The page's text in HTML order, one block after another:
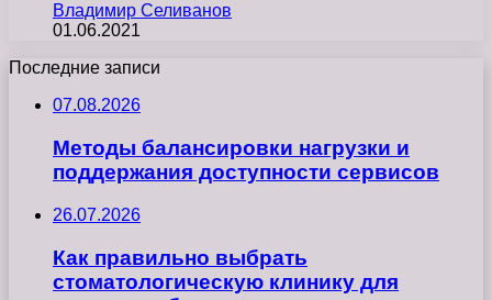
Владимир Селиванов
01.06.2021
Последние записи
07.08.2026
Методы балансировки нагрузки и
поддержания доступности сервисов
26.07.2026
Как правильно выбрать
стоматологическую клинику для